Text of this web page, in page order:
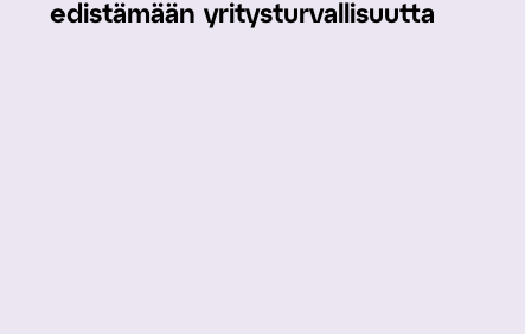
edistämään yritysturvallisuutta